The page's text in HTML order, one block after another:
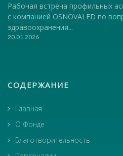
Рабочая встреча профильных
с компанией OSNOVALED по
здравоохранения...
20.01.2026
СОДЕРЖАНИЕ
Главная
О Фонде
Благотворительность